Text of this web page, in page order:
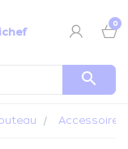
0
search